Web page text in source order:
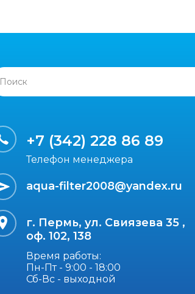
Поиск
+7 (342) 228 86 89
aqua-filter2008@yandex.ru
г. Пермь, ул. Свиязева 35 ,
оф. 102, 138
Телефон менеджера
Время работы:
Пн-Пт - 9:00 - 18:00
Сб-Вс - выходной